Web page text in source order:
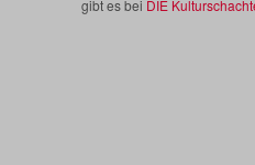
gibt es bei DIE